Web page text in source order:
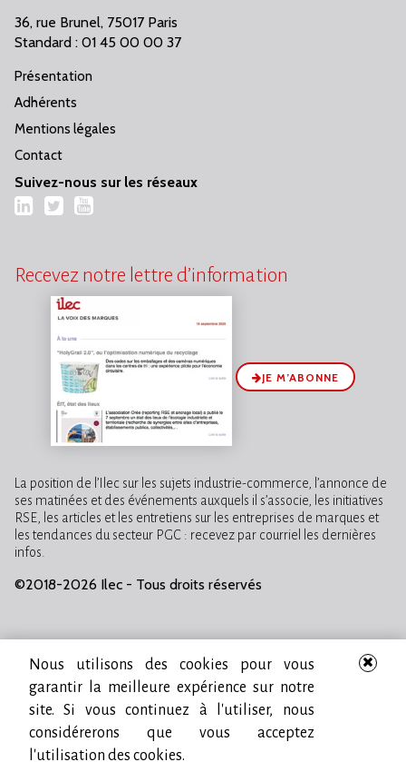
36, rue Brunel, 75017 Paris
Standard : 01 45 00 00 37
Présentation
Adhérents
Mentions légales
Contact
Suivez-nous sur les réseaux
LinkedIn
TwitterYouTube
Recevez notre lettre d’information
JE M’ABONNE
La position de l’Ilec sur les sujets industrie-commerce, l’annonce de
ses matinées et des événements auxquels il s’associe, les initiatives
RSE, les articles et les entretiens sur les entreprises de marques et
les tendances du secteur PGC : recevez par courriel les dernières
infos.
©2018-2026 Ilec - Tous droits réservés
Nous utilisons des cookies pour vous
garantir la meilleure expérience sur notre
site. Si vous continuez à l'utiliser, nous
considérerons que vous acceptez
l'utilisation des cookies.